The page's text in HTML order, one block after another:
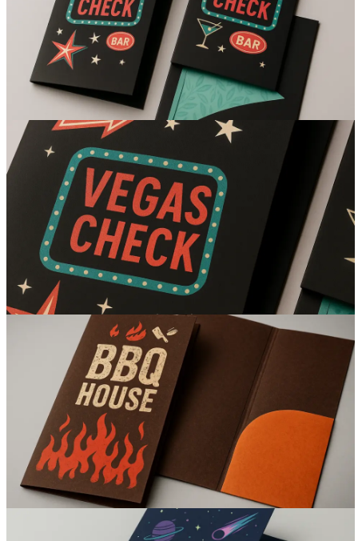
Вакансии
О компании
Написать директору
Арендодателям
Франшиза
Контакты